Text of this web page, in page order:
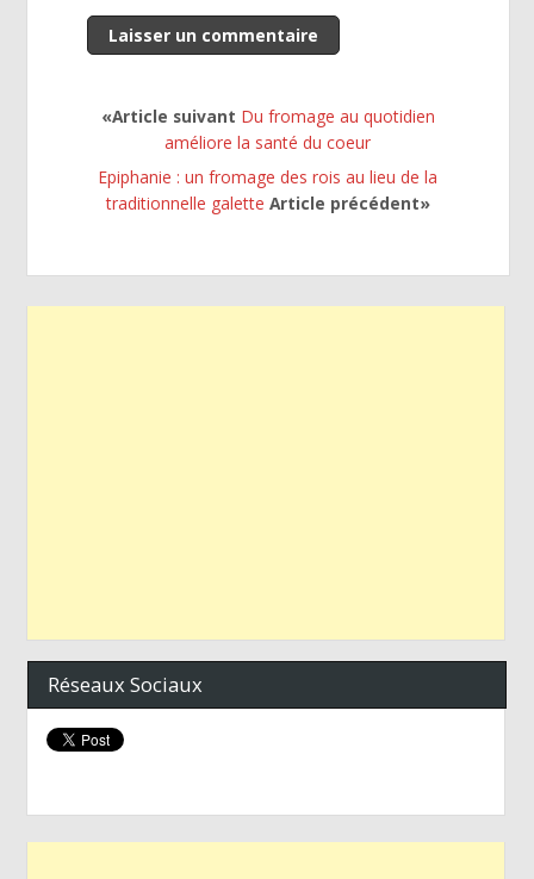
«Article suivant Du fromage au quotidien
améliore la santé du coeur
Epiphanie : un fromage des rois au lieu de la
traditionnelle galette Article précédent»
Réseaux Sociaux